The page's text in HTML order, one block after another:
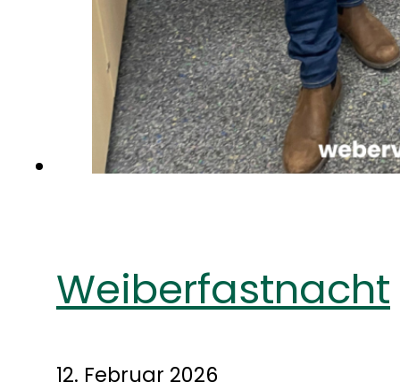
Weiberfastnacht
12. Februar 2026